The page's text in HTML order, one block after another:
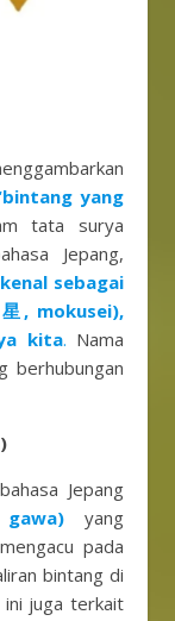
yang
tata surya
Jepang,
sebagai
, mokusei),
kita. Nama
berhubungan
Jepang
yang
pada
bintang di
ini juga terkait